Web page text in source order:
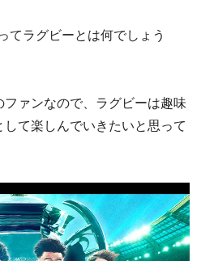
てラグビーとは何でしょう
ァンなので、ラグビーは趣味
て楽しんでいきたいと思って